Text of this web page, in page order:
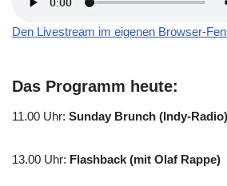
Den Livestream im eigenen Browser-
Das Programm heute:
11.00 Uhr: Sunday Brunch (Indy-Radio)
13.00 Uhr: Flashback (mit Olaf Rappe)